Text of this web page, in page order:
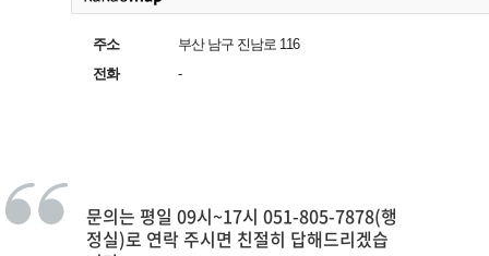
주소
부산 남구 진남로 116
전화
-
문의는 평일 09시~17시 051-805-7878(행
정실)로 연락 주시면 친절히 답해드리겠습